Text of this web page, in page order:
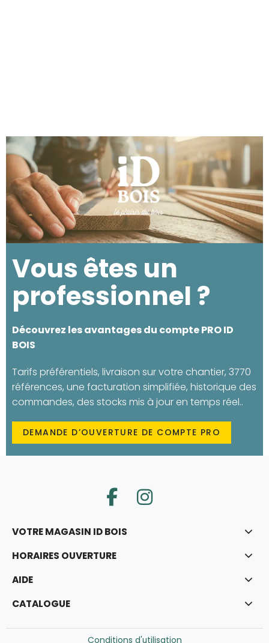
Vous êtes un
professionnel ?
Découvrez les avantages du compte PRO ID
BOIS
Tarifs préférentiels, livraison sur votre chantier, 3770
références, une facturation simplifiée, historique des
commandes, des stocks mis à jour en temps réel..
DEMANDE D’OUVERTURE DE COMPTE PRO
VOTRE MAGASIN ID BOIS
HORAIRES OUVERTURE
AIDE
CATALOGUE
Conditions d'utilisation